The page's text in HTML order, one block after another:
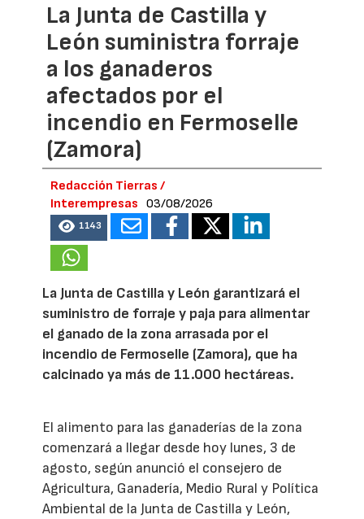
La Junta de Castilla y
León suministra forraje
a los ganaderos
afectados por el
incendio en Fermoselle
(Zamora)
Redacción Tierras /
Interempresas
03/08/2026
1143
La Junta de Castilla y León garantizará el
suministro de forraje y paja para alimentar
el ganado de la zona arrasada por el
incendio de Fermoselle (Zamora), que ha
calcinado ya más de 11.000 hectáreas.
El alimento para las ganaderías de la zona
comenzará a llegar desde hoy lunes, 3 de
agosto, según anunció el consejero de
Agricultura, Ganadería, Medio Rural y Política
Ambiental de la Junta de Castilla y León,